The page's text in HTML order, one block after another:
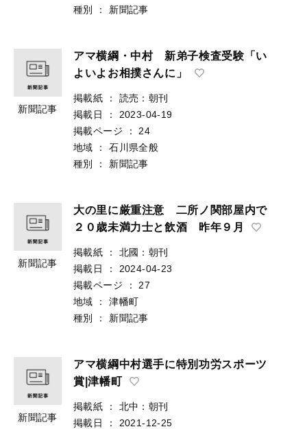
種別
： 新聞記事
新聞記事
アマ横綱・中村 新弟子検査受験「い
よいよお相撲さんに」
掲載紙 ：
読売：朝刊
掲載日
：
2023-04-19
掲載ページ
：
24
地域
：
石川県全般
種別
： 新聞記事
新聞記事
大の里に厳重注意 二所ノ関部屋内で
２０歳未満力士と飲酒 昨年９月
掲載紙 ：
北國：朝刊
掲載日
：
2024-04-23
掲載ページ
：
27
地域
：
津幡町
種別
： 新聞記事
新聞記事
アマ横綱中村選手に特別功労スポーツ
賞|津幡町
掲載紙 ：
北中：朝刊
掲載日
：
2021-12-25